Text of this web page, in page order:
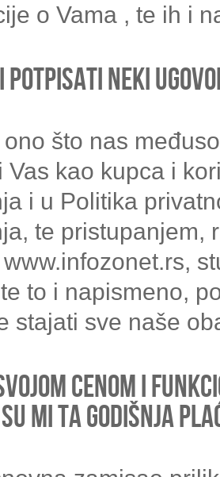
o Vama , te ih i
potpisati neki
što nas
Vas kao kupca i
i u Politika
te pristupanjem,
to i napismeno,
stajati sve naše
cenom i
mi ta godišnja